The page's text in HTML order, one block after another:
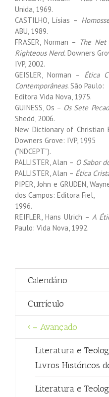
Unida, 1969.
CASTILHO, Lísias –
ABU, 1989.
FRASER, Norman – The Net
Righteous Nerd. Downers
IVP, 2002.
GEISLER, Norman – Ética
Contemporâneas. São Paulo:
Editora Vida Nova, 1975.
GUINESS, Os – Os Sete
Shedd, 2006.
New Dictionary of Christian
Downers Grove: IVP, 1995
(“NDCEPT”).
PALLISTER, Alan – O Sabor
PALLISTER, Alan – Ética
PIPER, John e GRUDEN,
dos Campos: Editora Fiel,
1996.
REIFLER, Hans Ulrich – A
Paulo: Vida Nova, 1992.
Calendário
Currículo
– Avançado
Literatura e
Livros Históricos
Literatura e